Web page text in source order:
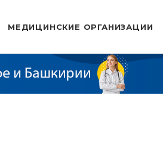
МЕДИЦИНСКИЕ ОРГАНИЗАЦИИ